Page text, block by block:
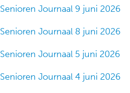
Senioren Journaal 9 juni 2026
Senioren Journaal 8 juni 2026
Senioren Journaal 5 juni 2026
Senioren Journaal 4 juni 2026